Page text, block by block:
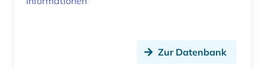
Zur Datenbank